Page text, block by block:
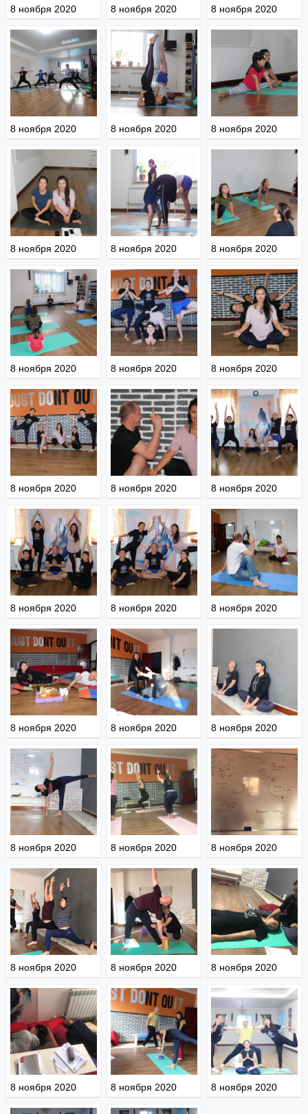
8 ноября 2020 8 ноября 2020 8 ноября 2020
8 ноября 2020 8 ноября 2020 8 ноября 2020
8 ноября 2020 8 ноября 2020 8 ноября 2020
8 ноября 2020 8 ноября 2020 8 ноября 2020
8 ноября 2020 8 ноября 2020 8 ноября 2020
8 ноября 2020 8 ноября 2020 8 ноября 2020
8 ноября 2020 8 ноября 2020 8 ноября 2020
8 ноября 2020 8 ноября 2020 8 ноября 2020
8 ноября 2020 8 ноября 2020 8 ноября 2020
8 ноября 2020 8 ноября 2020 8 ноября 2020